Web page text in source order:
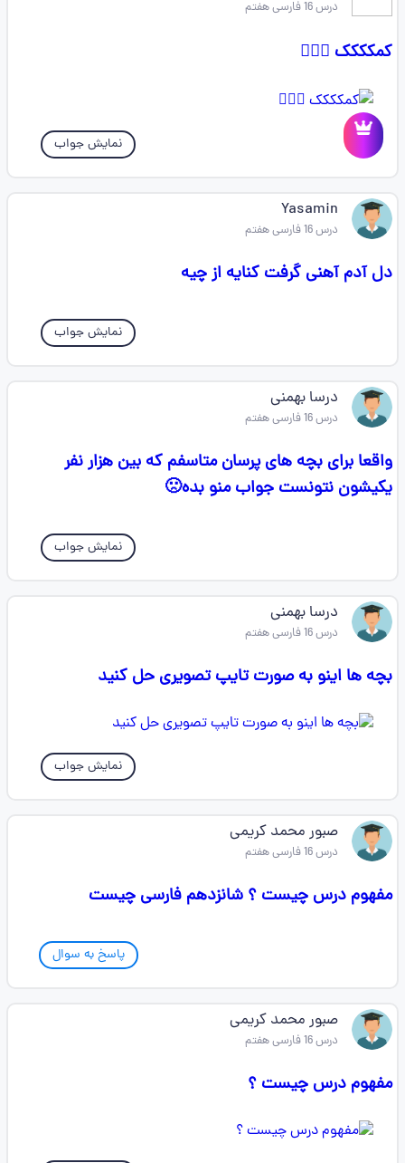
درس 16 فارسی هفتم
کمکککک 😮‍💨🗿
نمایش جواب
Yasamin
درس 16 فارسی هفتم
دل آدم آهنی گرفت کنایه از چیه
نمایش جواب
درسا بهمنی
درس 16 فارسی هفتم
واقعا برای بچه های پرسان متاسفم که بین هزار نفر
یکیشون نتونست جواب منو بده🙁
نمایش جواب
درسا بهمنی
درس 16 فارسی هفتم
بچه ها اینو به صورت تایپ تصویری حل کنید
نمایش جواب
صبور محمد کریمی
درس 16 فارسی هفتم
مفهوم درس چیست ؟ شانزدهم فارسی چیست
پاسخ به سوال
صبور محمد کریمی
درس 16 فارسی هفتم
مفهوم درس چیست ؟